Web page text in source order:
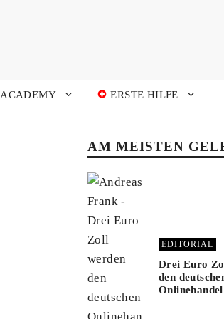
ACADEMY ERSTE HILFE
AM MEISTEN
EDITORIAL
Drei Euro
den